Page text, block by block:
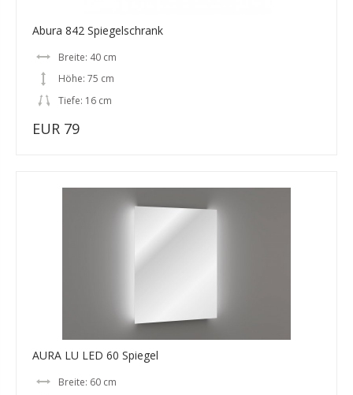
Abura 842 Spiegelschrank
Breite: 40 cm
Höhe: 75 cm
Tiefe: 16 cm
EUR 79
AURA LU LED 60 Spiegel
Breite: 60 cm